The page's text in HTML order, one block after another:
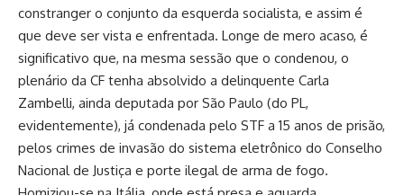
constranger o conjunto da esquerda socialista, e assim é
que deve ser vista e enfrentada. Longe de mero acaso, é
significativo que, na mesma sessão que o condenou, o
plenário da CF tenha absolvido a delinquente Carla
Zambelli, ainda deputada por São Paulo (do PL,
evidentemente), já condenada pelo STF a 15 anos de prisão,
pelos crimes de invasão do sistema eletrônico do Conselho
Nacional de Justiça e porte ilegal de arma de fogo.